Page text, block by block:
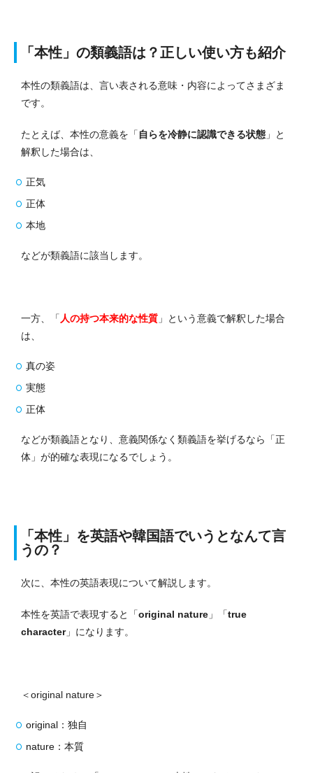
「本性」の類義語は？正しい使い方も紹介
本性の類義語は、言い表される意味・内容によってさまざま
です。
たとえば、本性の意義を「 自らを冷静に認識できる状態 」と
解釈した場合は、
正気
正体
本地
などが類義語に該当します。
一方、「 人の持つ本来的な性質 」という意義で解釈した場合
は、
真の姿
実態
正体
などが類義語となり、意義関係なく類義語を挙げるなら「正
体」が的確な表現になるでしょう。
「本性」を英語や韓国語でいうとなんて言
うの？
次に、本性の英語表現について解説します。
本性を英語で表現すると「original nature 」「true
character」になります。
＜original nature＞
original：独自
nature：本質